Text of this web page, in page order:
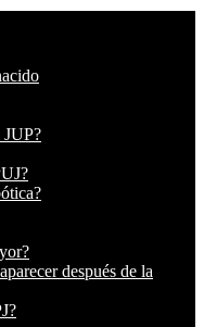
JUP?
después de la